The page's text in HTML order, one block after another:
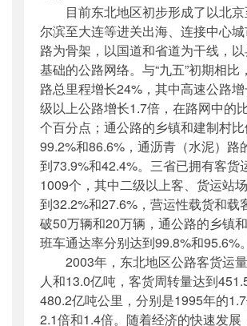
目前东北地区初步形成了以北京
尔滨至大连等进关出海、连接中心
路为骨架，以国道和省道为干线，
基础的公路网络。与“九五”初期相比
路总里程增长24%，其中高速公路
级以上公路增长1.7倍，在路网中的
个百分点；通公路的乡镇和建制村
99.2%和86.6%，通沥青（水泥）路
到73.9%和42.4%。三省已拥有客货
1009个，其中二级以上客、货运站
到32.2%和27.6%，营运性载货和载
破50万辆和20万辆，通公路的乡镇
班车通达率分别达到99.8%和95.6%。
2003年，东北地区公路客货运
人和13.0亿吨，客货周转量达到
480.2亿吨公里，分别是1995年的1.7
2.1倍和1.4倍。随着经济的快速发展